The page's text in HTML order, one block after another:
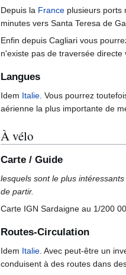
Depuis la France plusieurs ports
minutes vers Santa Teresa de
Enfin depuis Cagliari vous
n'existe pas de traversée directe
Langues
Idem Italie . Vous pourrez
aérienne la plus importante de
À vélo
Carte / Guide
lesquels sont le plus
de partir.
Carte IGN Sardaigne au 1/200
Routes-Circulation
Idem Italie . Avec peut-être un
conduisent à des routes dans